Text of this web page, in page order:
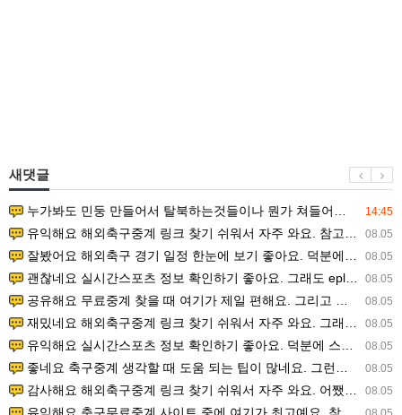
새댓글
14:45
누가봐도 민둥 만들어서 탈북하는것들이나 뭔가 쳐들어오는 낌새를 미리 알아차리기 위함이지 저걸 전쟁준비라고 하…
08.05
유익해요 해외축구중계 링크 찾기 쉬워서 자주 와요. 참고로 무료스포츠중계 정보 확인할 때 출처 꼭 체크해요.…
08.05
잘봤어요 해외축구 경기 일정 한눈에 보기 좋아요. 덕분에 epl중계 볼 때 공식 중계 채널 먼저 찾아봐요. …
08.05
괜찮네요 실시간스포츠 정보 확인하기 좋아요. 그래도 epl중계 볼 때 공식 중계 채널 먼저 찾아봐요. 북마크…
08.05
공유해요 무료중계 찾을 때 여기가 제일 편해요. 그리고 무료스포츠중계 정보 확인할 때 출처 꼭 체크해요. 앞…
08.05
재밌네요 해외축구중계 링크 찾기 쉬워서 자주 와요. 그래서 해외축구중계도 정식 서비스로 봐야 안전해요. 다음…
08.05
유익해요 실시간스포츠 정보 확인하기 좋아요. 덕분에 스포츠중계는 합법적인 경로로만 시청하려 해요. 좋은 정보…
08.05
좋네요 축구중계 생각할 때 도움 되는 팁이 많네요. 그런데 해외축구중계도 정식 서비스로 봐야 안전해요. 다음…
08.05
감사해요 해외축구중계 링크 찾기 쉬워서 자주 와요. 어쨌든 축구무료중계도 합법적인 곳에서 봐야 마음 편해요.…